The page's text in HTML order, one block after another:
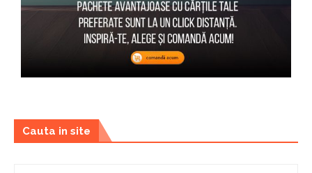
Cauta in site